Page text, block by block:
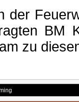
der
BM
zu